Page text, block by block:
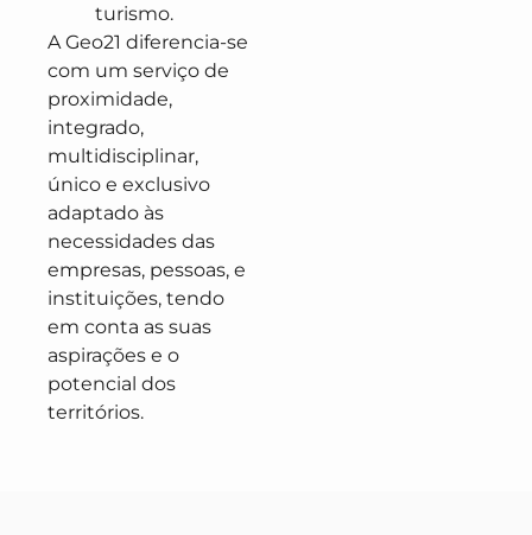
turismo.
A Geo21 diferencia-se
com um serviço de
proximidade,
integrado,
multidisciplinar,
único e exclusivo
adaptado às
necessidades das
empresas, pessoas, e
instituições, tendo
em conta as suas
aspirações e o
potencial dos
territórios.